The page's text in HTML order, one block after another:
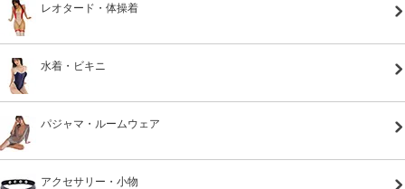
レオタード・体操着
水着・ビキニ
パジャマ・ルームウェア
アクセサリー・小物